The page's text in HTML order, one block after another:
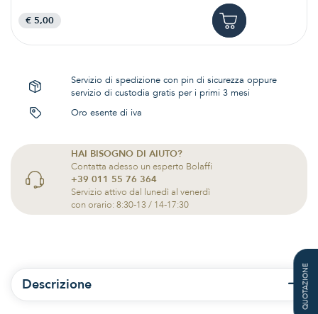
€ 5,00
Servizio di spedizione con pin di sicurezza oppure
servizio di custodia gratis per i primi 3 mesi
Oro esente di iva
HAI BISOGNO DI AIUTO?
Contatta adesso un esperto Bolaffi
+39 011 55 76 364
Servizio attivo dal lunedì al venerdì
con orario: 8:30-13 / 14-17:30
Descrizione QUOTAZIONE